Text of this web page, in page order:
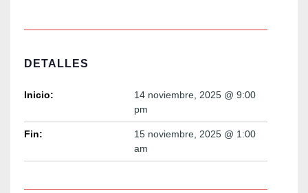
DETALLES
Inicio:
14 noviembre, 2025 @ 9:00
pm
Fin:
15 noviembre, 2025 @ 1:00
am